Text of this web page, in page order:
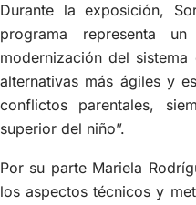
Durante la exposición,
programa representa
modernización del
alternativas más ágiles y
conflictos parentales,
superior del niño”.
Por su parte Mariela
los aspectos técnicos y